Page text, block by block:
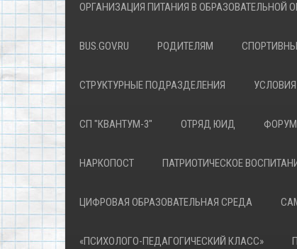
ОРГАНИЗАЦИЯ ПИТАНИЯ В ОБРАЗОВАТЕЛЬНОЙ
BUS.GOV.RU РОДИТЕЛЯМ
СТРУКТУРНЫЕ ПОДРАЗДЕЛЕНИЯ
СП "КВАНТУМ-3" ОТРЯД ЮИД ФОРУМ
НАРКОПОСТ ПАТРИОТИЧЕСКОЕ
ЦИФРОВАЯ ОБРАЗОВАТЕЛЬНАЯ СРЕДА
«ПСИХОЛОГО-ПЕДАГОГИЧЕСКИЙ КЛАСС»